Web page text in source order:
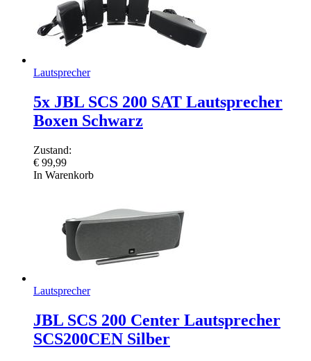
Lautsprecher
5x JBL SCS 200 SAT Lautsprecher
Boxen Schwarz
Zustand:
€ 99,99
In Warenkorb
Lautsprecher
JBL SCS 200 Center Lautsprecher
SCS200CEN Silber